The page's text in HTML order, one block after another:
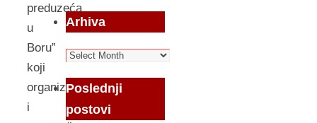
preduzeća
u
Boru”
koji
organizuje
i
Arhiva
Arhiva
Poslednji
postovi